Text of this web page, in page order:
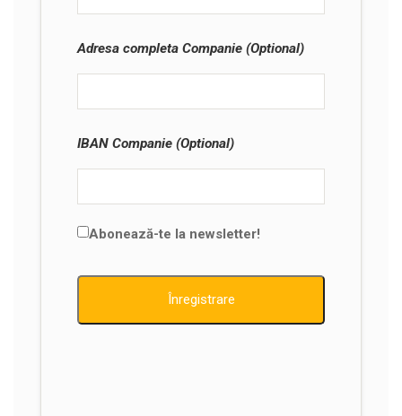
Adresa completa Companie (Optional)
IBAN Companie (Optional)
Abonează-te la newsletter!
Înregistrare